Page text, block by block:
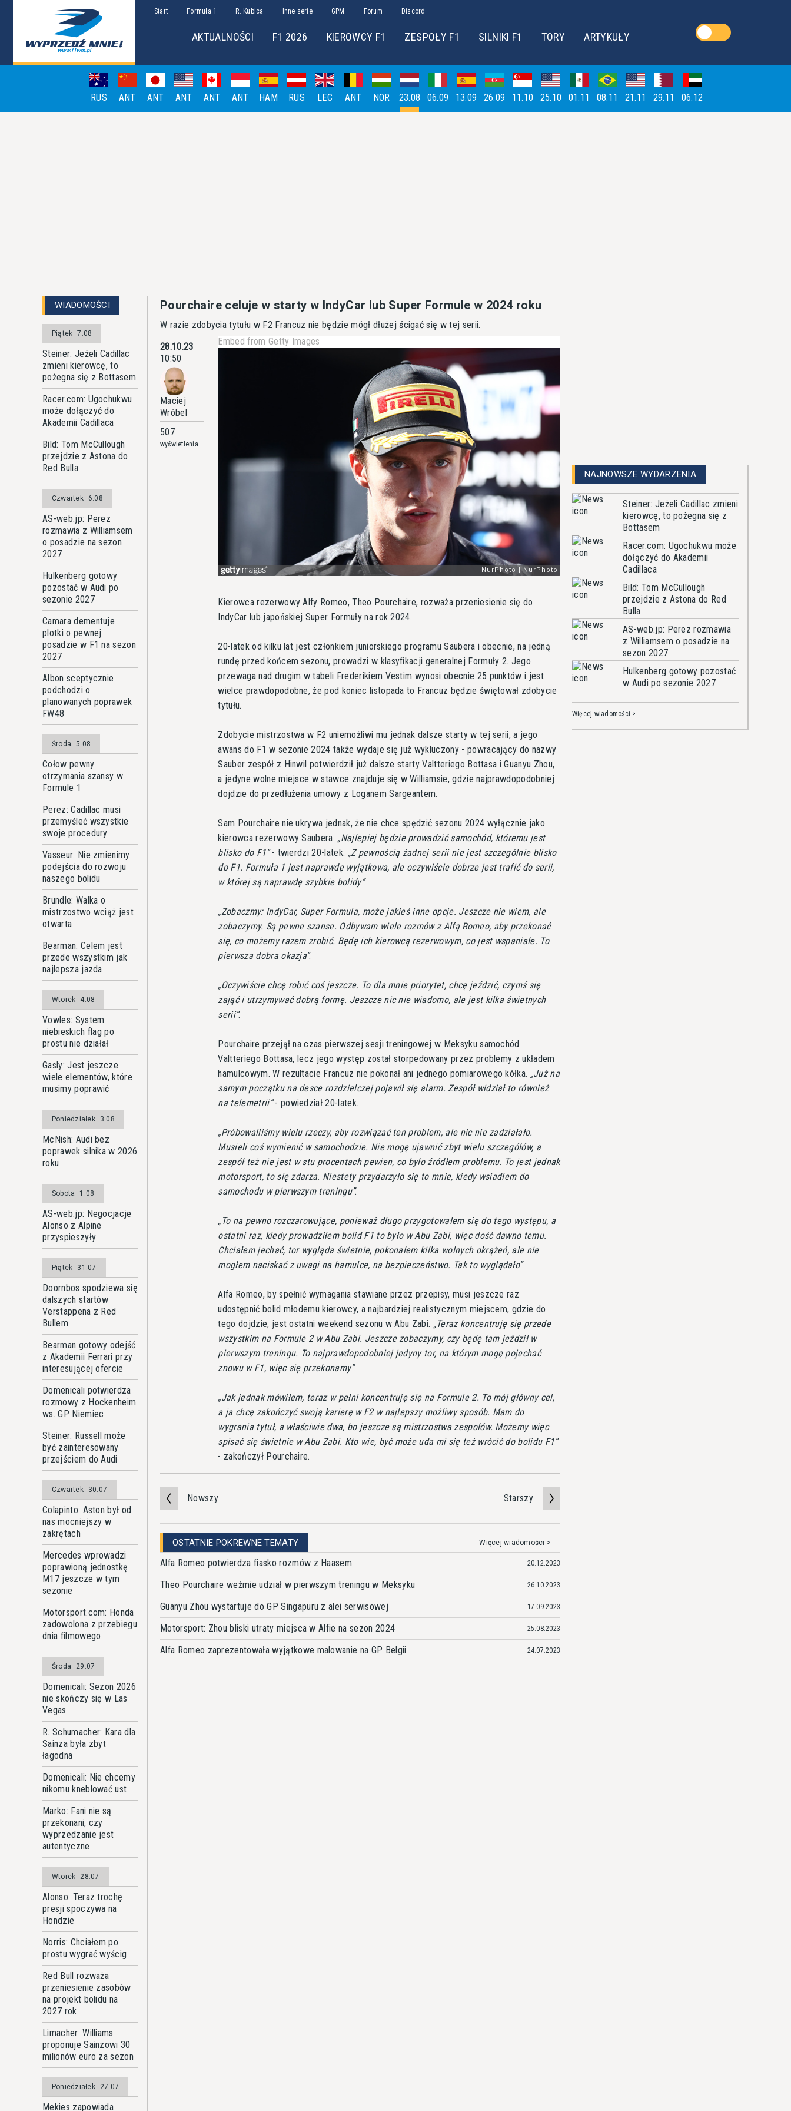
Start Formuła 1 R. Kubica Inne serie GPM Forum Discord
AKTUALNOŚCI F1 2026 KIEROWCY F1 ZESPOŁY F1 SILNIKI F1 TORY ARTYKUŁY
RUS ANT ANT ANT ANT ANT HAM RUS LEC ANT NOR 23.08 06.09 13.09 26.09 11.10 25.10 01.11 08.11 21.11 29.11 06.12
WIADOMOŚCI
Piątek 7.08
Steiner: Jeżeli Cadillac
zmieni kierowcę, to
pożegna się z Bottasem
Racer.com: Ugochukwu
może dołączyć do
Akademii Cadillaca
Bild: Tom McCullough
przejdzie z Astona do
Red Bulla
Czwartek 6.08
AS-web.jp: Perez
rozmawia z Williamsem
o posadzie na sezon
2027
Hulkenberg gotowy
pozostać w Audi po
sezonie 2027
Camara dementuje
plotki o pewnej
posadzie w F1 na sezon
2027
Albon sceptycznie
podchodzi o
planowanych poprawek
FW48
Środa 5.08
Cołow pewny
otrzymania szansy w
Formule 1
Perez: Cadillac musi
przemyśleć wszystkie
swoje procedury
Vasseur: Nie zmienimy
podejścia do rozwoju
naszego bolidu
Brundle: Walka o
mistrzostwo wciąż jest
otwarta
Bearman: Celem jest
przede wszystkim jak
najlepsza jazda
Wtorek 4.08
Vowles: System
niebieskich flag po
prostu nie działał
Gasly: Jest jeszcze
wiele elementów, które
musimy poprawić
Poniedziałek 3.08
McNish: Audi bez
poprawek silnika w 2026
roku
Sobota 1.08
AS-web.jp: Negocjacje
Alonso z Alpine
przyspieszyły
Piątek 31.07
Doornbos spodziewa się
dalszych startów
Verstappena z Red
Bullem
Bearman gotowy odejść
z Akademii Ferrari przy
interesującej ofercie
Domenicali potwierdza
rozmowy z Hockenheim
ws. GP Niemiec
Steiner: Russell może
być zainteresowany
przejściem do Audi
Czwartek 30.07
Colapinto: Aston był od
nas mocniejszy w
zakrętach
Mercedes wprowadzi
poprawioną jednostkę
M17 jeszcze w tym
sezonie
Motorsport.com: Honda
zadowolona z przebiegu
dnia filmowego
Środa 29.07
Domenicali: Sezon 2026
nie skończy się w Las
Vegas
R. Schumacher: Kara dla
Sainza była zbyt
łagodna
Domenicali: Nie chcemy
nikomu kneblować ust
Marko: Fani nie są
przekonani, czy
wyprzedzanie jest
autentyczne
Wtorek 28.07
Alonso: Teraz trochę
presji spoczywa na
Hondzie
Norris: Chciałem po
prostu wygrać wyścig
Red Bull rozważa
przeniesienie zasobów
na projekt bolidu na
2027 rok
Limacher: Williams
proponuje Sainzowi 30
milionów euro za sezon
Poniedziałek 27.07
Mekies zapowiada
Pourchaire celuje w starty w IndyCar lub Super Formule w 2024 roku
W razie zdobycia tytułu w F2 Francuz nie będzie mógł dłużej ścigać się w tej serii.
28.10.23
10:50
Maciej
Wróbel
507
wyświetlenia
Embed from Getty Images
Kierowca rezerwowy Alfy Romeo, Theo Pourchaire, rozważa przeniesienie się do
IndyCar lub japońskiej Super Formuły na rok 2024.
20-latek od kilku lat jest członkiem juniorskiego programu Saubera i obecnie, na jedną
rundę przed końcem sezonu, prowadzi w klasyfikacji generalnej Formuły 2. Jego
przewaga nad drugim w tabeli Frederikiem Vestim wynosi obecnie 25 punktów i jest
wielce prawdopodobne, że pod koniec listopada to Francuz będzie świętował zdobycie
tytułu.
Zdobycie mistrzostwa w F2 uniemożliwi mu jednak dalsze starty w tej serii, a jego
awans do F1 w sezonie 2024 także wydaje się już wykluczony - powracający do nazwy
Sauber zespół z Hinwil potwierdził już dalsze starty Valtteriego Bottasa i Guanyu Zhou,
a jedyne wolne miejsce w stawce znajduje się w Williamsie, gdzie najprawdopodobniej
dojdzie do przedłużenia umowy z Loganem Sargeantem.
Sam Pourchaire nie ukrywa jednak, że nie chce spędzić sezonu 2024 wyłącznie jako
kierowca rezerwowy Saubera.
Najlepiej będzie prowadzić samochód, któremu jest
blisko do F1 - twierdzi 20-latek. Z pewnością żadnej serii nie jest szczególnie blisko
do F1. Formuła 1 jest naprawdę wyjątkowa, ale oczywiście dobrze jest trafić do serii,
w której są naprawdę szybkie bolidy .
Zobaczmy: IndyCar, Super Formula, może jakieś inne opcje. Jeszcze nie wiem, ale
zobaczymy. Są pewne szanse. Odbywam wiele rozmów z Alfą Romeo, aby przekonać
się, co możemy razem zrobić. Będę ich kierowcą rezerwowym, co jest wspaniałe. To
pierwsza dobra okazja .
Oczywiście chcę robić coś jeszcze. To dla mnie priorytet, chcę jeździć, czymś się
zająć i utrzymywać dobrą formę. Jeszcze nic nie wiadomo, ale jest kilka świetnych
serii .
Pourchaire przejął na czas pierwszej sesji treningowej w Meksyku samochód
Valtteriego Bottasa, lecz jego występ został storpedowany przez problemy z układem
hamulcowym. W rezultacie Francuz nie pokonał ani jednego pomiarowego kółka.
Już na
samym początku na desce rozdzielczej pojawił się alarm. Zespół widział to również
na telemetrii - powiedział 20-latek.
Próbowalliśmy wielu rzeczy, aby rozwiązać ten problem, ale nic nie zadziałało.
Musieli coś wymienić w samochodzie. Nie mogę ujawnić zbyt wielu szczegółów, a
zespół też nie jest w stu procentach pewien, co było źródłem problemu. To jest jednak
motorsport, to się zdarza. Niestety przydarzyło się to mnie, kiedy wsiadłem do
samochodu w pierwszym treningu .
To na pewno rozczarowujące, ponieważ długo przygotowałem się do tego występu, a
ostatni raz, kiedy prowadziłem bolid F1 to było w Abu Zabi, więc dość dawno temu.
Chciałem jechać, tor wygląda świetnie, pokonałem kilka wolnych okrążeń, ale nie
mogłem naciskać z uwagi na hamulce, na bezpieczeństwo. Tak to wyglądało .
Alfa Romeo, by spełnić wymagania stawiane przez przepisy, musi jeszcze raz
udostępnić bolid młodemu kierowcy, a najbardziej realistycznym miejscem, gdzie do
tego dojdzie, jest ostatni weekend sezonu w Abu Zabi.
Teraz koncentruję się przede
wszystkim na Formule 2 w Abu Zabi. Jeszcze zobaczymy, czy będę tam jeździł w
pierwszym treningu. To najprawdopodobniej jedyny tor, na którym mogę pojechać
znowu w F1, więc się przekonamy .
Jak jednak mówiłem, teraz w pełni koncentruję się na Formule 2. To mój główny cel,
a ja chcę zakończyć swoją karierę w F2 w najlepszy możliwy sposób. Mam do
wygrania tytuł, a właściwie dwa, bo jeszcze są mistrzostwa zespołów. Możemy więc
spisać się świetnie w Abu Zabi. Kto wie, być może uda mi się też wrócić do bolidu F1
- zakończył Pourchaire.
Nowszy Starszy
OSTATNIE POKREWNE TEMATY Więcej wiadomości >
Alfa Romeo potwierdza fiasko rozmów z Haasem 20.12.2023
Theo Pourchaire weźmie udział w pierwszym treningu w Meksyku 26.10.2023
Guanyu Zhou wystartuje do GP Singapuru z alei serwisowej 17.09.2023
Motorsport: Zhou bliski utraty miejsca w Alfie na sezon 2024 25.08.2023
Alfa Romeo zaprezentowała wyjątkowe malowanie na GP Belgii 24.07.2023
NAJNOWSZE WYDARZENIA
Steiner: Jeżeli Cadillac zmieni
kierowcę, to pożegna się z
Bottasem
Racer.com: Ugochukwu może
dołączyć do Akademii
Cadillaca
Bild: Tom McCullough
przejdzie z Astona do Red
Bulla
AS-web.jp: Perez rozmawia
z Williamsem o posadzie na
sezon 2027
Hulkenberg gotowy pozostać
w Audi po sezonie 2027
Więcej wiadomości >